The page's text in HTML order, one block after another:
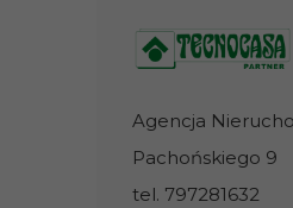
Agencja
Pachońskiego 9
tel. 797281632